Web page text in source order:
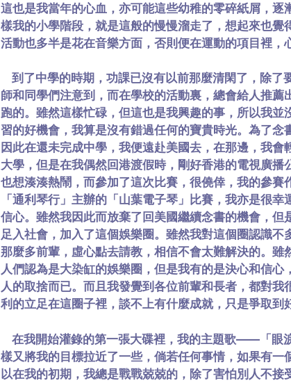
這也是我當年的心血，亦可能這些幼稚的零碎紙屑，
樣我的小學階段，就是這般的慢慢溜走了，想起來也
活動也多半是花在音樂方面，否則便在運動的項目裡，
到了中學的時期，功課已沒有以前那麼清閑了，除了
師和同學們注意到，而在學校的活動裏，總會給人推
跑的。雖然這樣忙碌，但這也是我興趣的事，所以我
習的好機會，我算是沒有錯過任何的寶貴時光。為了念
因此在還未完成中學，我便遠赴美國去，在那邊，我
大學，但是在我偶然回港渡假時，剛好香港的電視廣
也想湊湊熱鬧，而參加了這次比賽，很僥倖，我的參
「通利琴行」主辦的「山葉電子琴」比賽，我亦是很
信心。雖然我因此而放棄了回美國繼續念書的機會，
足入社會，加入了這個娛樂圈。雖然我對這個圈認識
那麼多前輩，虛心點去請教，相信不會太難解決的。
人們認為是大染缸的娛樂圈，但是我有的是決心和信
人的取捨而已。而且我發覺到各位前輩和長者，都對
利的立足在這圈子裡，談不上有什麼成就，只是爭取到
在我開始灌錄的第一張大碟裡，我的主題歌——「眼
樣又將我的目標拉近了一些，倘若任何事情，如果有
以在我的初期，我總是戰戰兢兢的，除了害怕別人不